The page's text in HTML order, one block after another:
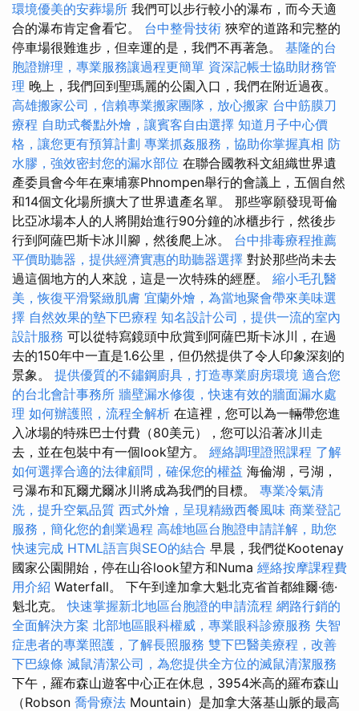
環境優美的安葬場所 我們可以步行較小的瀑布，而今天適
合的瀑布肯定會看它。 台中整骨技術 狹窄的道路和完整的
停車場很難進步，但幸運的是，我們不再著急。 基隆的台
胞證辦理，專業服務讓過程更簡單 資深記帳士協助財務管
理 晚上，我們回到聖瑪麗的公園入口，我們在附近過夜。
高雄搬家公司，信賴專業搬家團隊，放心搬家 台中筋膜刀
療程 自助式餐點外燴，讓賓客自由選擇 知道月子中心價
格，讓您更有預算計劃 專業抓姦服務，協助你掌握真相 防
水膠，強效密封您的漏水部位 在聯合國教科文組織世界遺
產委員會今年在柬埔寨Phnompen舉行的會議上，五個自然
和14個文化場所擴大了世界遺產名單。 那些寧願發現哥倫
比亞冰場本人的人將開始進行90分鐘的冰櫃步行，然後步
行到阿薩巴斯卡冰川腳，然後爬上冰。 台中排毒療程推薦
平價助聽器，提供經濟實惠的助聽器選擇 對於那些尚未去
過這個地方的人來說，這是一次特殊的經歷。 縮小毛孔醫
美，恢復平滑緊緻肌膚 宜蘭外燴，為當地聚會帶來美味選
擇 自然效果的墊下巴療程 知名設計公司，提供一流的室內
設計服務 可以從特寫鏡頭中欣賞到阿薩巴斯卡冰川，在過
去的150年中一直是1.6公里，但仍然提供了令人印象深刻的
景象。 提供優質的不鏽鋼廚具，打造專業廚房環境 適合您
的台北會計事務所 牆壁漏水修復，快速有效的牆面漏水處
理 如何辦護照，流程全解析 在這裡，您可以為一輛帶您進
入冰場的特殊巴士付費（80美元），您可以沿著冰川走
去，並在包裝​​中有一個look望方。 經絡調理證照課程 了解
如何選擇合適的法律顧問，確保您的權益 海倫湖，弓湖，
弓瀑布和瓦爾尤爾冰川將成為我們的目標。 專業冷氣清
洗，提升空氣品質 西式外燴，呈現精緻西餐風味 商業登記
服務，簡化您的創業過程 高雄地區台胞證申請詳解，助您
快速完成 HTML語言與SEO的結合 早晨，我們從Kootenay
國家公園開始，停在山谷look望方和Numa 經絡按摩課程費
用介紹 Waterfall。 下午到達加拿大魁北克省首都維爾·德·
魁北克。快速掌握新北地區台胞證的申請流程 網路行銷的
全面解決方案 北部地區眼科權威，專業眼科診療服務 失智
症患者的專業照護，了解長照服務 雙下巴醫美療程，改善
下巴線條 滅鼠清潔公司，為您提供全方位的滅鼠清潔服務
下午，羅布森山遊客中心正在休息，3954米高的羅布森山
（Robson 喬骨療法 Mountain）是加拿大落基山脈的最高